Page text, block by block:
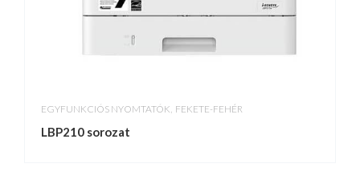
EGYFUNKCIÓS NYOMTATÓK FEKETE-FEHÉR
LBP210 sorozat